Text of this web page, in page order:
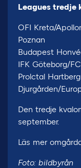
Leagues tredje
OFI Kreta/
Poznan
Budapest
IFK Göteborg/
Prolctal Hartberg
Djurgården/
Den tredje
september.
Läs mer
Foto: bildbyrån